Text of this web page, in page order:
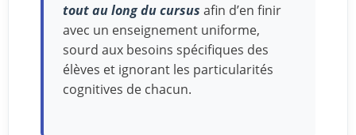
tout au long du cursus afin d’en finir
avec un enseignement uniforme,
sourd aux besoins spécifiques des
élèves et ignorant les particularités
cognitives de chacun.